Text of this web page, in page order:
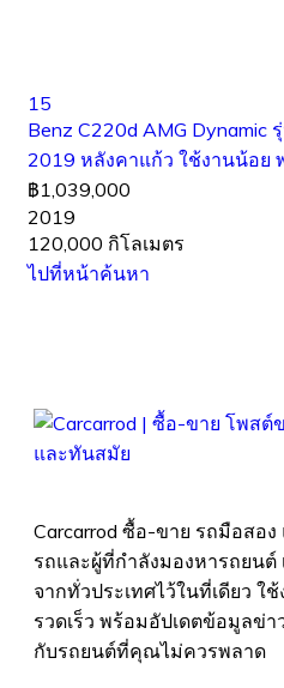
15
Benz C220d AMG Dynamic
2019 หลังคาแก้ว ใช้งานน้อย
฿1,039,000
2019
120,000 กิโลเมตร
ไปที่หน้าค้นหา
Carcarrod ซื้อ-ขาย รถมือสอ
รถและผู้ที่กำลังมองหารถยนต์
จากทั่วประเทศไว้ในที่เดียว ใ
รวดเร็ว พร้อมอัปเดตข้อมูลข่า
กับรถยนต์ที่คุณไม่ควรพลาด